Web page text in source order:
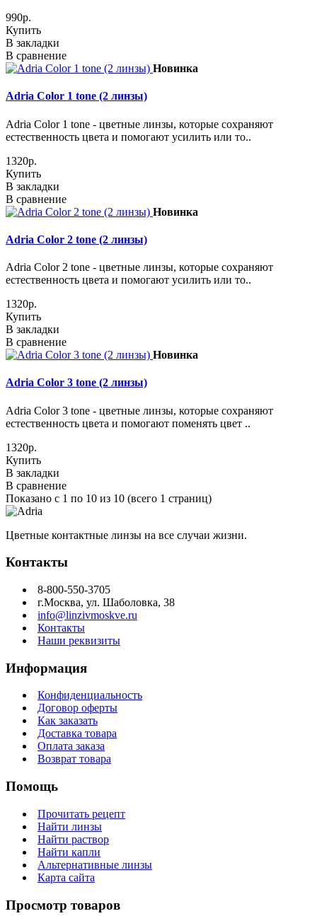
990р.
Купить
В закладки
В сравнение
Новинка
Adria Сolor 1 tone (2 линзы)
Adria Сolor 1 tone - цветные линзы, которые сохраняют
естественность цвета и помогают усилить или то..
1320р.
Купить
В закладки
В сравнение
Новинка
Adria Сolor 2 tone (2 линзы)
Adria Сolor 2 tone - цветные линзы, которые сохраняют
естественность цвета и помогают усилить или то..
1320р.
Купить
В закладки
В сравнение
Новинка
Adria Сolor 3 tone (2 линзы)
Adria Сolor 3 tone - цветные линзы, которые сохраняют
естественность цвета и помогают поменять цвет ..
1320р.
Купить
В закладки
В сравнение
Показано с 1 по 10 из 10 (всего 1 страниц)
Цветные контактные линзы на все случаи жизни.
Контакты
8-800-550-3705
г.Москва, ул. Шаболовка, 38
info@linzivmoskve.ru
Контакты
Наши реквизиты
Информация
Конфиденциальность
Договор оферты
Как заказать
Доставка товара
Оплата заказа
Возврат товара
Помощь
Прочитать рецепт
Найти линзы
Найти раствор
Найти капли
Альтернативные линзы
Карта сайта
Просмотр товаров